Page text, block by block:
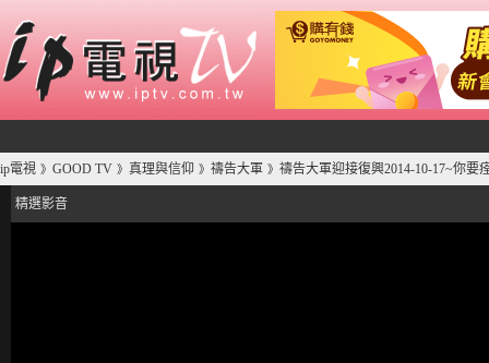
ip電視 》 GOOD TV 》 真理與信仰 》 禱告大軍 》 禱告大軍迎接復興2014-10-17~你要
精選影音